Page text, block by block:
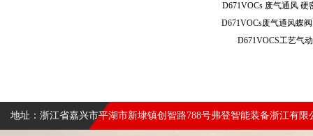
D671VOCs 废气通风
D671VOCS工艺气
地址：浙江省嘉兴市平湖市新埭镇创智路788号弗登智能装备浙江有限